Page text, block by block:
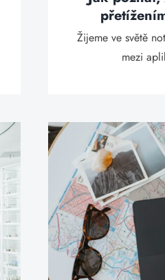
Žijeme ve světě
mezi